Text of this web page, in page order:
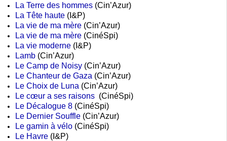
La Terre des hommes (Cin’Azur)
La Tête haute (I&P)
La vie de ma mère (Cin’Azur)
La vie de ma mère (CinéSpi)
La vie moderne (I&P)
Lamb (Cin’Azur)
Le Camp de Noisy (Cin’Azur)
Le Chanteur de Gaza (Cin’Azur)
Le Choix de Luna (Cin’Azur)
Le cœur a ses raisons (CinéSpi)
Le Décalogue 8 (CinéSpi)
Le Dernier Souffle (Cin’Azur)
Le gamin à vélo (CinéSpi)
Le Havre (I&P)